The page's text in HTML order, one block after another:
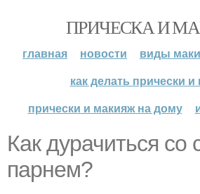
ПРИЧЕСКА И
главная новости
виды
как делать прически
прически и макияж на дому
Как дурачиться со
парнем?